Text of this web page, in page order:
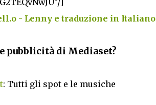
- Lenny e traduzione in Italiano
pubblicità di Mediaset?
: Tutti gli spot e le musiche